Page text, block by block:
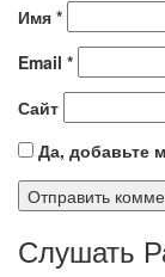
Имя *
Email *
Сайт
Да, добавьте
Слушать